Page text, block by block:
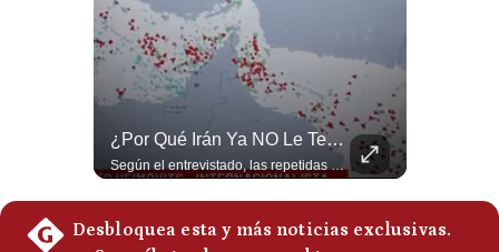
¿Por Qué Irán Ya NO Le Teme A Donald Trump? | #radar24